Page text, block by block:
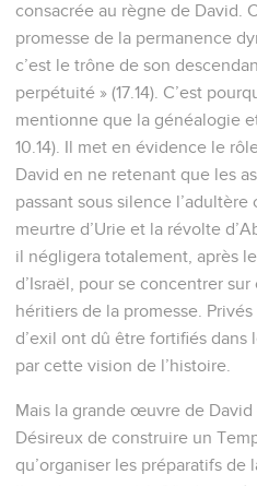
consacrée au règne de David.
promesse de la permanence
c’est le trône de son
perpétuité » (17.14). C’est
mentionne que la généalogie
10.14). Il met en évidence le
David en ne retenant que les
passant sous silence
meurtre d’Urie et la révolte
il négligera totalement, après
d’Israël, pour se concentrer
héritiers de la promesse.
d’exil ont dû être fortifiés dans
par cette vision de l’histoire.
Mais la grande œuvre de David
Désireux de construire un
qu’organiser les préparatifs